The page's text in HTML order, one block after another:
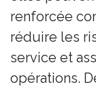
renforcée
réduire les
service et
opérations.